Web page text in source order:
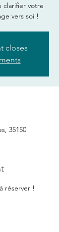
votre
vers soi !
closes
35150
réserver !